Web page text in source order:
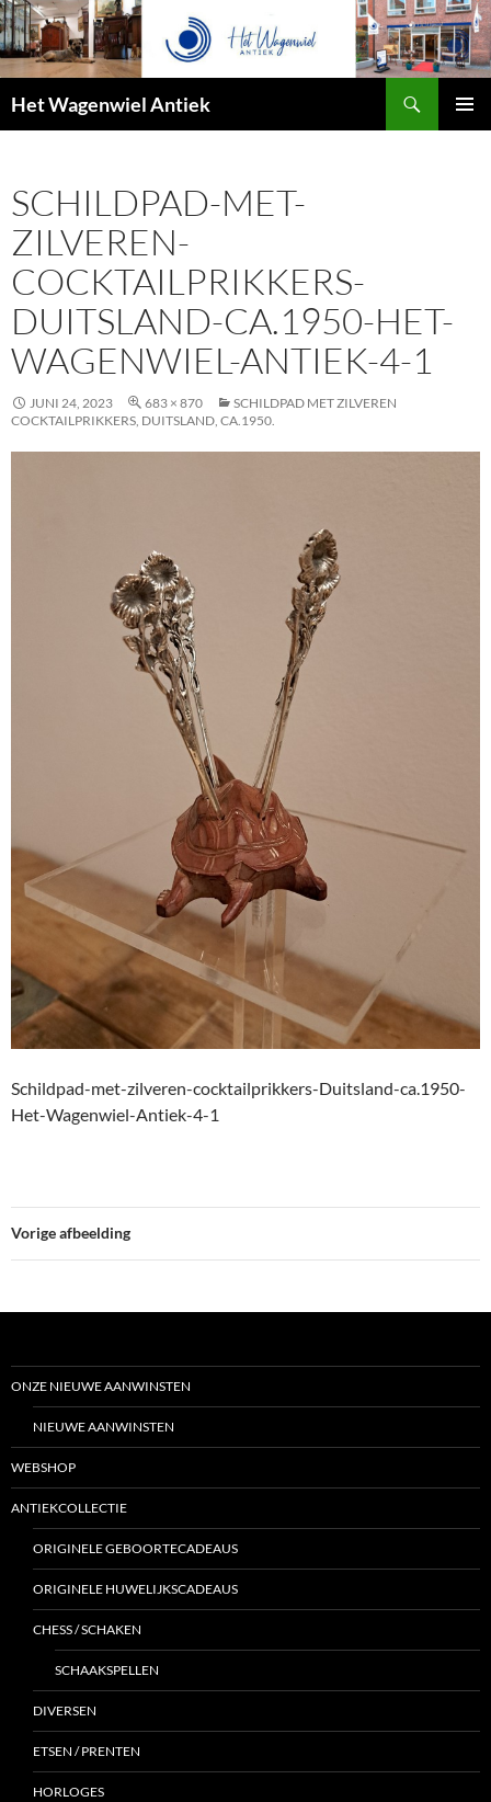
Het Wagenwiel Antiek
SCHILDPAD-MET-
ZILVEREN-
COCKTAILPRIKKERS-
DUITSLAND-CA.1950-HET-
WAGENWIEL-ANTIEK-4-1
JUNI 24, 2023 683 × 870
SCHILDPAD MET ZILVEREN
COCKTAILPRIKKERS, DUITSLAND, CA.1950.
Schildpad-met-zilveren-cocktailprikkers-Duitsland-ca.1950-
Het-Wagenwiel-Antiek-4-1
Vorige afbeelding
ONZE NIEUWE AANWINSTEN
NIEUWE AANWINSTEN
WEBSHOP
ANTIEKCOLLECTIE
ORIGINELE GEBOORTECADEAUS
ORIGINELE HUWELIJKSCADEAUS
CHESS / SCHAKEN
SCHAAKSPELLEN
DIVERSEN
ETSEN / PRENTEN
HORLOGES